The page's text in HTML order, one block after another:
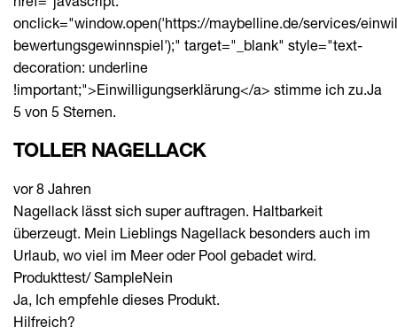
onclick="window.open('https://maybelline.de/services/
bewertungsgewinnspiel');" target="_blank" style="text-
decoration: underline
!important;">Einwilligungserklärung</a> stimme ich zu. Ja
5 von 5 Sternen.
TOLLER NAGELLACK
vor 8 Jahren
Nagellack lässt sich super auftragen. Haltbarkeit
überzeugt. Mein Lieblings Nagellack besonders auch im
Urlaub, wo viel im Meer oder Pool gebadet wird.
Produkttest/ SampleNein
Ja, Ich empfehle dieses Produkt.
Hilfreich?